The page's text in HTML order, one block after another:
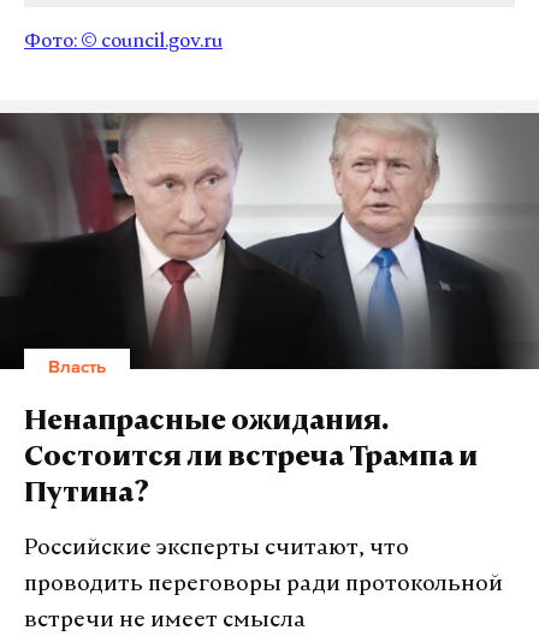
Фото: © council.gov.ru
Власть
Ненапрасные ожидания.
Состоится ли встреча Трампа и
Путина?
Российские эксперты считают, что
проводить переговоры ради протокольной
встречи не имеет смысла